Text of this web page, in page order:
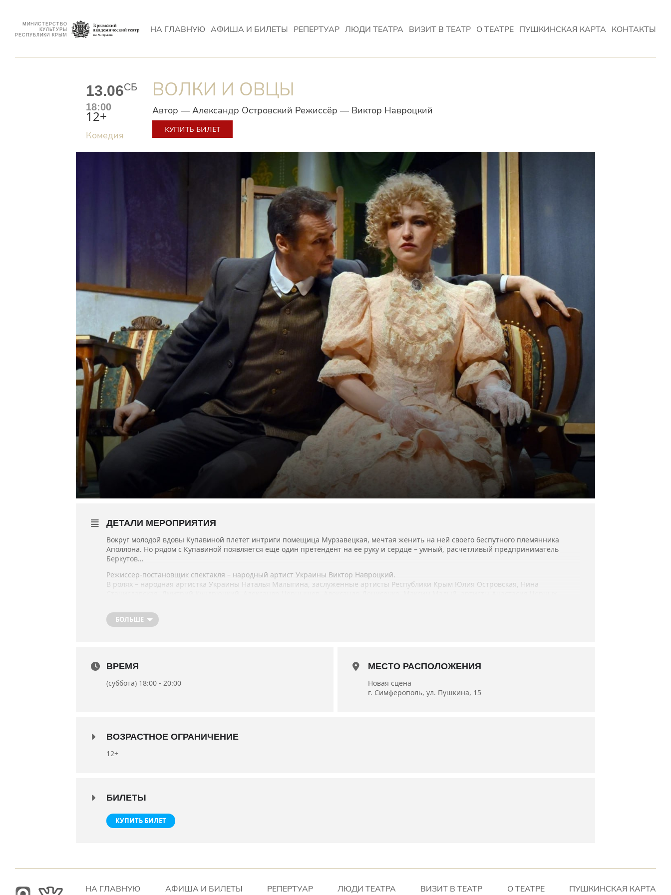
МИНИСТЕРСТВО
КУЛЬТУРЫ
РЕСПУБЛИКИ КРЫМ
НА ГЛАВНУЮ АФИША И БИЛЕТЫ РЕПЕРТУАР ЛЮДИ ТЕАТРА ВИЗИТ В ТЕАТР О ТЕАТРЕ ПУШКИНСКАЯ КАРТА КОНТАКТЫ
13.06СБ
18:00
12+
КУПИТЬ БИЛЕТ
Автор — Александр Островский Режиссёр — Виктор Навроцкий
ВОЛКИ И ОВЦЫ
Комедия
ДЕТАЛИ МЕРОПРИЯТИЯ
Вокруг молодой вдовы Купавиной плетет интриги помещица Мурзавецкая, мечтая женить на ней своего беспутного племянника
Аполлона. Но рядом с Купавиной появляется еще один претендент на ее руку и сердце – умный, расчетливый предприниматель
Беркутов…
Режиссер-постановщик спектакля – народный артист Украины Виктор Навроцкий.
В ролях – народная артистка Украины Наталья Малыгина, заслуженные артисты Республики Крым Юлия Островская, Нина
Лауреат Высшей театральной премии Крыма «Золотой грифон» в 2023 году в номинации «Лучший спектакль года».
БОЛЬШЕ
ВРЕМЯ
(суббота) 18:00 - 20:00
МЕСТО РАСПОЛОЖЕНИЯ
Новая сцена
г. Симферополь, ул. Пушкина, 15
ВОЗРАСТНОЕ ОГРАНИЧЕНИЕ
12+
БИЛЕТЫ
КУПИТЬ БИЛЕТ
НА ГЛАВНУЮ АФИША И БИЛЕТЫ РЕПЕРТУАР ЛЮДИ ТЕАТРА ВИЗИТ В ТЕАТР О ТЕАТРЕ
ПУШКИНСКАЯ КАРТА